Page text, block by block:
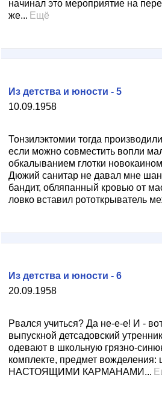
начинал это мероприятие на
же... Ещё
10.09.1958
Из детства и юности - 5
Тонзилэктомии тогда
если можно совместить вопли
обкалыванием глотки
Дюжий санитар не давал мне
бандит, обляпанный кровью от
ловко вставил рототкрыватель
20.09.1958
Из детства и юности - 6
Рвался учиться? Да не-е-е! И -
выпускной детсадовский
одевают в школьную грязно-
комплекте, предмет вожделения:
НАСТОЯЩИМИ КАРМАНАМИ...